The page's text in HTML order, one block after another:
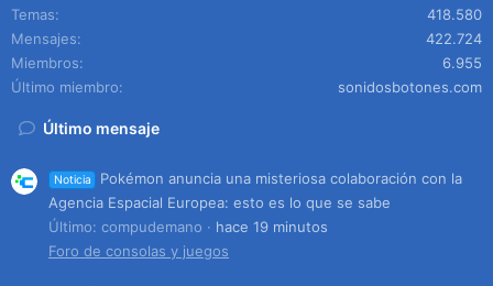
Temas
418.580
Mensajes
422.724
Miembros
6.955
Último miembro
sonidosbotones.com
Último mensaje
Noticia
Pokémon anuncia una misteriosa colaboración con la
Agencia Espacial Europea: esto es lo que se sabe
Último: compudemano
hace 19 minutos
Foro de consolas y juegos